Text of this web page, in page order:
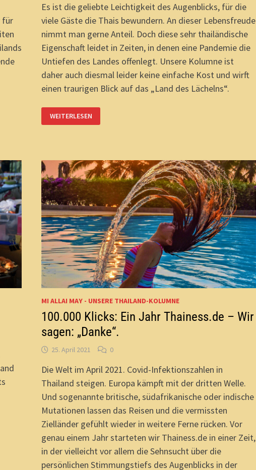
für
Es ist die geliebte Leichtigkeit des Augenblicks, für die
viele Gäste die Thais bewundern. An dieser Lebensfreude
nimmt man gerne Anteil. Doch diese sehr thailändische
Eigenschaft leidet in Zeiten, in denen eine Pandemie die
Untiefen des Landes offenlegt. Unsere Kolumne ist
daher auch diesmal leider keine einfache Kost und wirft
einen traurigen Blick auf das „Land des Lächelns“.
LAND
DES
VERLORENEN
WEITERLESEN
MI ALLAI MAY - UNSERE THAILAND-KOLUMNE
100.000 Klicks: Ein Jahr Thainess.de – Wir
sagen: „Danke“.
25. April 2021 0
Die Welt im April 2021. Covid-Infektionszahlen in
Thailand steigen. Europa kämpft mit der dritten Welle.
Und sogenannte britische, südafrikanische oder indische
Mutationen lassen das Reisen und die vermissten
Zielländer gefühlt wieder in weitere Ferne rücken. Vor
genau einem Jahr starteten wir Thainess.de in einer Zeit,
in der vielleicht vor allem die Sehnsucht über die
persönlichen Stimmungstiefs des Augenblicks in der